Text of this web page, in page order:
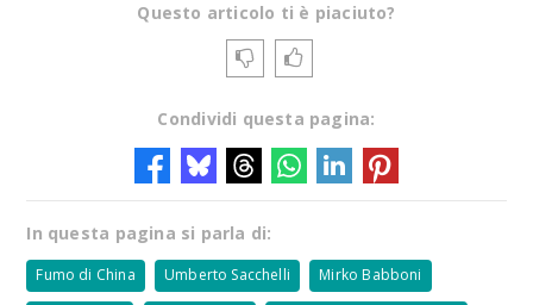
Questo articolo ti è piaciuto?
Condividi questa pagina:
In questa pagina si parla di:
Fumo di China Umberto Sacchelli Mirko Babboni